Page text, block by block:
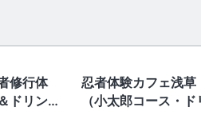
修行体
ドリンク
忍者体験カフェ浅
（小太郎コース・ド